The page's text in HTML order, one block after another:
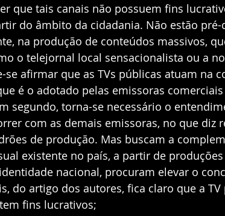
que tais canais não possuem fins
do âmbito da cidadania. Não estão
na produção de conteúdos massivos,
o telejornal local sensacionalista ou a
se afirmar que as TVs públicas atuam na
é o adotado pelas emissoras
segundo, torna-se necessário o
com as demais emissoras, no que diz
de produção. Mas buscam a
existente no país, a partir de
nacional, procuram elevar o
do artigo dos autores, fica claro que a TV
fins lucrativos;